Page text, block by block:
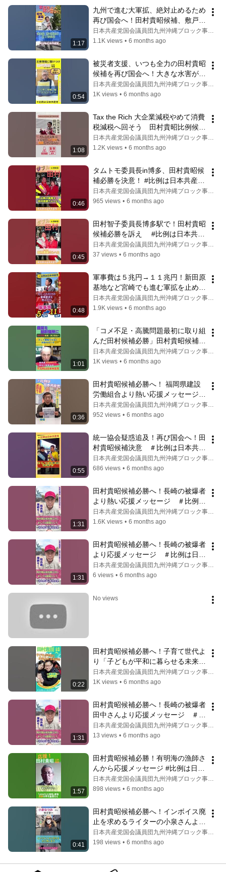
1:17
九州で進む大軍拡、絶対止めるため
再び国会へ！田村貴昭候補、敷戸弾
薬庫を抱える大分市で訴え　#比例
は日本共産党
日本共産党国会議員団九州沖縄ブロック事務所
1.1K views • 6 months ago
0:54
被災者支援、いつも全力の田村貴昭
候補を再び国会へ！大きな水害が起
きた福岡県・大牟田市の被災者さん
から応援メッセージ　＃比例は日本
日本共産党国会議員団九州沖縄ブロック事務所
1K views • 6 months ago
1:08
Tax the Rich 大企業減税やめて消費
税減税へ回そう　田村貴昭比例候補
の訴え　大牟田街頭演説　＃比例は
仁比共産党
日本共産党国会議員団九州沖縄ブロック事務所
1.2K views • 6 months ago
0:46
タムトモ委員長in博多、田村貴昭候
補必勝を決意！ #比例は日本共産党
#田村貴昭＃田村貴昭
日本共産党国会議員団九州沖縄ブロック事務所
965 views • 6 months ago
0:45
田村智子委員長博多駅で！田村貴昭
候補必勝を訴え　 #比例は日本共産
党 #田村貴昭　#田村智子
日本共産党国会議員団九州沖縄ブロック事務所
37 views • 6 months ago
0:48
軍事費は５兆円→１１兆円！新田原
基地など宮崎でも進む軍拡を止めよ
と田村貴昭比例候補訴え　 #比例は
日本共産党
日本共産党国会議員団九州沖縄ブロック事務所
1.9K views • 6 months ago
1:01
「コメ不足・高騰問題最初に取り組
んだ田村候補必勝」田村貴昭候補必
勝をへ、農民連委員長より激励メッ
セージ　  #比例は日本共産党
日本共産党国会議員団九州沖縄ブロック事務所
1K views • 6 months ago
0:36
田村貴昭候補必勝へ！ 福岡県建設
労働組合より熱い応援メッセージ
＃比例は日本共産党　 #田村貴昭
日本共産党国会議員団九州沖縄ブロック事務所
952 views • 6 months ago
0:55
統一協会疑惑追及！再び国会へ！田
村貴昭候補決意　＃比例は日本共産
党 #田村貴昭 #日本共産党
日本共産党国会議員団九州沖縄ブロック事務所
686 views • 6 months ago
1:31
田村貴昭候補必勝へ！長崎の被爆者
より熱い応援メッセージ　＃比例は
日本共産党　 #田村貴昭
日本共産党国会議員団九州沖縄ブロック事務所
1.6K views • 6 months ago
1:31
田村貴昭候補必勝へ！長崎の被爆者
より応援メッセージ　＃比例は日本
共産党 #田村貴昭
日本共産党国会議員団九州沖縄ブロック事務所
6 views • 6 months ago
No views
0:22
田村貴昭候補必勝へ！子育て世代よ
り「子どもが平和に暮らせる未来
を」という願いを託されました＃比
例は日本共産党　 #日本共産党 #田
日本共産党国会議員団九州沖縄ブロック事務所
1K views • 6 months ago
1:31
田村貴昭候補必勝へ！長崎の被爆者
田中さんより応援メッセージ　＃比
例は日本共産党 #田村貴昭
日本共産党国会議員団九州沖縄ブロック事務所
13 views • 6 months ago
1:57
田村貴昭候補必勝！有明海の漁師さ
んから応援メッセージ #比例は日本
共産党
日本共産党国会議員団九州沖縄ブロック事務所
898 views • 6 months ago
0:41
田村貴昭候補必勝へ！インボイス廃
止を求めるライターの小泉さんより
応援メッセージ　＃比例は日本共産
党
日本共産党国会議員団九州沖縄ブロック事務所
198 views • 6 months ago